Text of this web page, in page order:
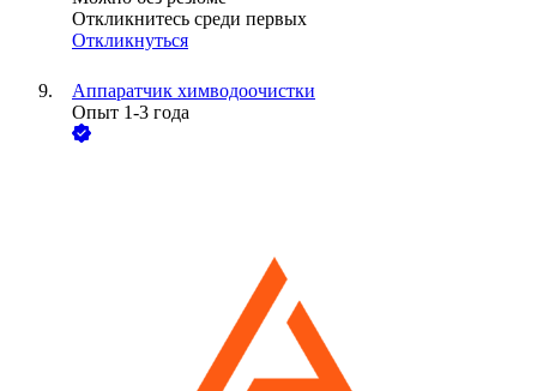
Откликнитесь среди первых
Откликнуться
Аппаратчик химводоочистки
Опыт 1-3 года